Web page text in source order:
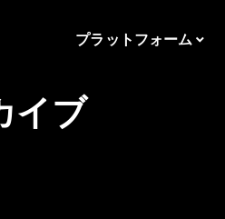
プラットフォーム
イブ